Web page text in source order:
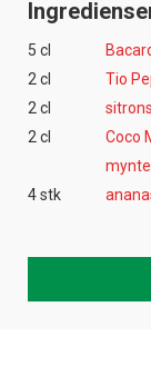
5 cl
2 cl
Tio
2 cl
2 cl
Coco
4 stk